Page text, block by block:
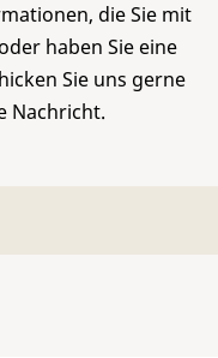
die Sie mit
haben Sie eine
Sie uns gerne
Nachricht.